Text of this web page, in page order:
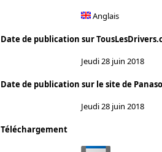
Anglais
Date de publication sur
Jeudi 28 juin 2018
Date de publication sur le site de
Jeudi 28 juin 2018
Téléchargement